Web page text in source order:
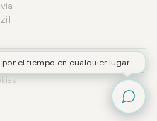
reservados ·
Privacidad
por el tiempo en cualquier lugar...